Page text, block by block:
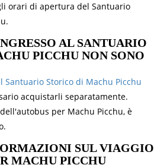
orari di apertura del Santuario
AL SANTUARIO
PICCHU NON SONO
Santuario Storico di Machu Picchu
acquistarli separatamente.
per Machu Picchu, è
SUL VIAGGIO
MACHU PICCHU